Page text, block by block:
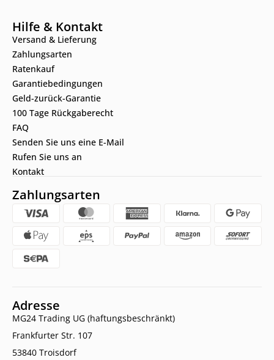
Hilfe & Kontakt
Versand & Lieferung
Zahlungsarten
Ratenkauf
Garantiebedingungen
Geld-zurück-Garantie
100 Tage Rückgaberecht
FAQ
Senden Sie uns eine E-Mail
Rufen Sie uns an
Kontakt
Zahlungsarten
Adresse
MG24 Trading UG (haftungsbeschränkt)
Frankfurter Str. 107
53840 Troisdorf